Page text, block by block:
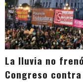
La lluvia no
Congreso